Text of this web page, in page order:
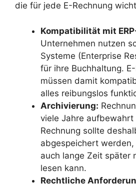
die für jede E-Rechnung
Kompatibilität mit
Unternehmen nutzen
Systeme (Enterprise
für ihre Buchhaltung.
müssen damit
alles reibungslos
Archivierung:
viele Jahre aufbewahrt
Rechnung sollte
abgespeichert
auch lange Zeit später
lesen kann.
Rechtliche